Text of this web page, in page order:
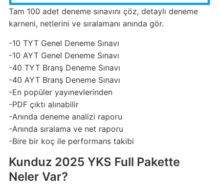
Tam 100 adet deneme sınavını çöz, detaylı deneme
karneni, netlerini ve sıralamanı anında gör.
-10 TYT Genel Deneme Sınavı
-10 AYT Genel Deneme Sınavı
-40 TYT Branş Deneme Sınavı
-40 AYT Branş Deneme Sınavı
-En popüler yayınevlerinden
-PDF çıktı alınabilir
-Anında deneme analizi raporu
-Anında sıralama ve net raporu
-Bire bir koç ile performans takibi
Kunduz 2025 YKS Full Pakette
Neler Var?